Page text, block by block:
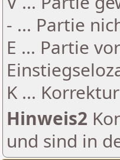
- ... Partie
E ... Partie
K ...
Hinweis2
und sind in